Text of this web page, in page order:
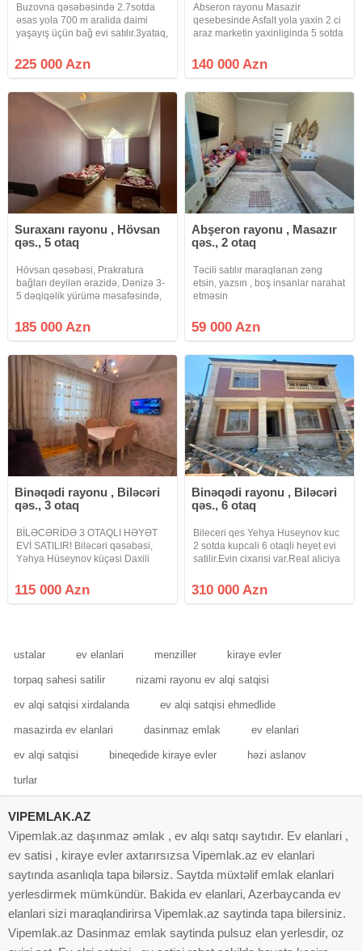
Buzovna qəsəbəsində 2.7sotda
əsas yola 700 m aralida daimi
yaşayış üçün bağ evi satılır.3yataq,
həyətində filtirli hovuz, açıq
besetka, manqal zona, parking
225 000 Azn
Abseron rayonu Masazir
qesebesinde Asfalt yola yaxin 2 ci
araz marketin yaxinliginda 5 sotda
umumi sahesi 120 kv olan heyet
evi satilir evin senedleri kupca
140 000 Azn
Suraxanı rayonu , Hövsan
qəs., 5 otaq
Hövsan qəsəbəsi, Prakratura
bağları deyilən ərazidə, Dənizə 3-
5 dəqiqəlik yürümə məsafəsində,
(bağ evi) satıram. Ev, imumi 6.2-
sot torpaqda tikilib. Sənədi-Paket,
185 000 Azn
Abşeron rayonu , Masazır
qəs., 2 otaq
Təcili satılır maraqlanan zəng
etsin, yazsın , boş insanlar narahat
etməsin
59 000 Azn
Binəqədi rayonu , Biləcəri
qəs., 3 otaq
BİLƏCƏRİDƏ 3 OTAQLI HƏYƏT
EVİ SATILIR! Biləcəri qəsəbəsi,
Yəhya Hüseynov küçəsi Daxili
İstirahət Mərkəzinin yaxınlığı
Torpaq sahəsi: 1 sot Ev: 75 m²
115 000 Azn
Binəqədi rayonu , Biləcəri
qəs., 6 otaq
Bileceri qes Yehya Huseynov kuc
2 sotda kupcali 6 otaqli heyet evi
satilir.Evin cixarisi var.Real aliciya
Azn
310 000 Azn
ustalar ev elanlari menziller kiraye evler
torpaq sahesi satilir nizami rayonu ev alqi satqisi
ev alqi satqisi xirdalanda ev alqi satqisi ehmedlide
masazirda ev elanlari dasinmaz emlak ev elanlari
ev alqi satqisi bineqedide kiraye evler həzi aslanov
turlar
VIPEMLAK.AZ
Vipemlak.az daşınmaz əmlak , ev alqı satqı saytıdır. Ev elanlari ,
ev satisi , kiraye evler axtarırsızsa Vipemlak.az ev elanlari
saytında asanlıqla tapa bilərsiz. Saytda müxtəlif emlak elanlari
yerlesdirmek mümkündür. Bakida ev elanlari, Azerbaycanda ev
elanlari sizi maraqlandirirsa Vipemlak.az saytinda tapa bilersiniz.
Vipemlak.az Dasinmaz emlak saytinda pulsuz elan yerlesdir, oz